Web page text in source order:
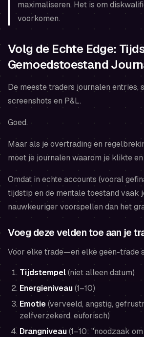
maximaliseren. Het is om
voorkomen.
Volg de Echte Edge:
Gemoedstoestand
De meeste traders journalen entries,
screenshots en P&L.
Goed.
Maar als je overtrading en
moet je journalen waarom je klikteen
Omdat in echte accounts (vooral
tijdstip en de mentale toestand vaak
nauwkeuriger voorspellen dan het
Voeg deze velden toe aan je
Voor elke trade—en elke geen-trade
Tijdstempel(niet alleen datum)
Energieniveau(1–10)
Emotie(verveeld, angstig,
zelfverzekerd, euforisch)
Drangniveau(1–10: "noodzaak